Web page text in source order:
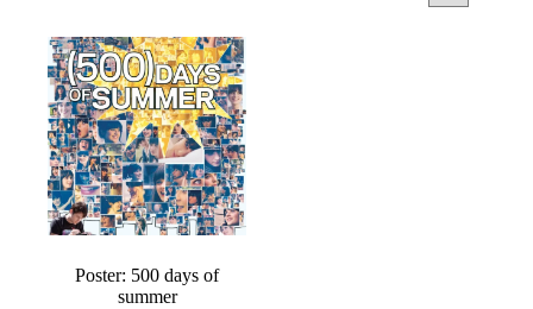
Poster: 500 days of
summer